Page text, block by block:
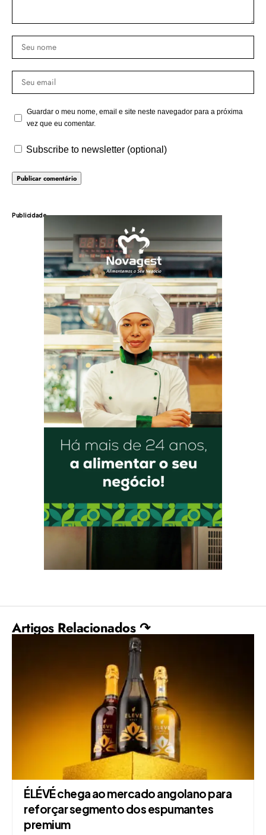
Publicidade
Guardar o meu nome, email e site neste navegador para a próxima
vez que eu comentar.
Subscribe to newsletter (optional)
Artigos Relacionados ↷
ÉLÉVÉ chega ao mercado angolano para
reforçar segmento dos espumantes
premium